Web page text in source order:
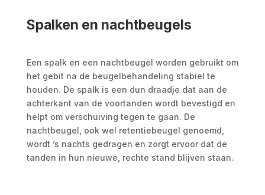
Spalken en nachtbeugels
Een spalk en een nachtbeugel worden gebruikt om
het gebit na de beugelbehandeling stabiel te
houden. De spalk is een dun draadje dat aan de
achterkant van de voortanden wordt bevestigd en
helpt om verschuiving tegen te gaan. De
nachtbeugel, ook wel retentiebeugel genoemd,
wordt ’s nachts gedragen en zorgt ervoor dat de
tanden in hun nieuwe, rechte stand blijven staan.